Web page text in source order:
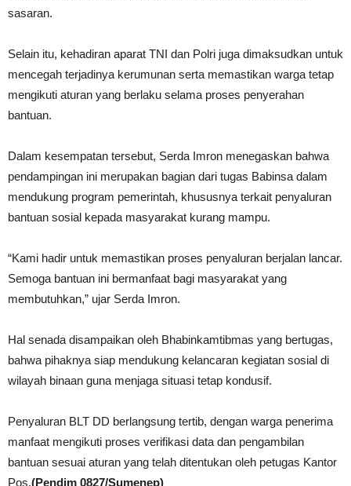
sasaran.
Selain itu, kehadiran aparat TNI dan Polri juga dimaksudkan untuk
mencegah terjadinya kerumunan serta memastikan warga tetap
mengikuti aturan yang berlaku selama proses penyerahan
bantuan.
Dalam kesempatan tersebut, Serda Imron menegaskan bahwa
pendampingan ini merupakan bagian dari tugas Babinsa dalam
mendukung program pemerintah, khususnya terkait penyaluran
bantuan sosial kepada masyarakat kurang mampu.
“Kami hadir untuk memastikan proses penyaluran berjalan lancar.
Semoga bantuan ini bermanfaat bagi masyarakat yang
membutuhkan,” ujar Serda Imron.
Hal senada disampaikan oleh Bhabinkamtibmas yang bertugas,
bahwa pihaknya siap mendukung kelancaran kegiatan sosial di
wilayah binaan guna menjaga situasi tetap kondusif.
Penyaluran BLT DD berlangsung tertib, dengan warga penerima
manfaat mengikuti proses verifikasi data dan pengambilan
bantuan sesuai aturan yang telah ditentukan oleh petugas Kantor
Pos.(Pendim 0827/Sumenep)